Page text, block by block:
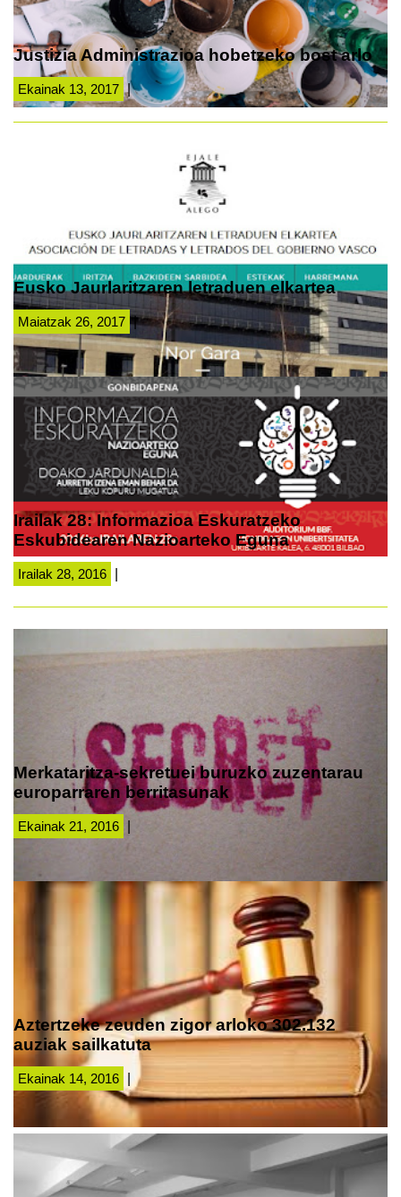
Justizia Administrazioa hobetzeko bost arlo
Ekainak 13, 2017 |
Eusko Jaurlaritzaren letraduen elkartea
Maiatzak 26, 2017 |
Irailak 28: Informazioa Eskuratzeko
Eskubidearen Nazioarteko Eguna
Irailak 28, 2016
Merkataritza-sekretuei buruzko zuzentarau
europarraren berritasunak
Ekainak 21, 2016
Aztertzeke zeuden zigor arloko 302.132
auziak sailkatuta
Ekainak 14, 2016